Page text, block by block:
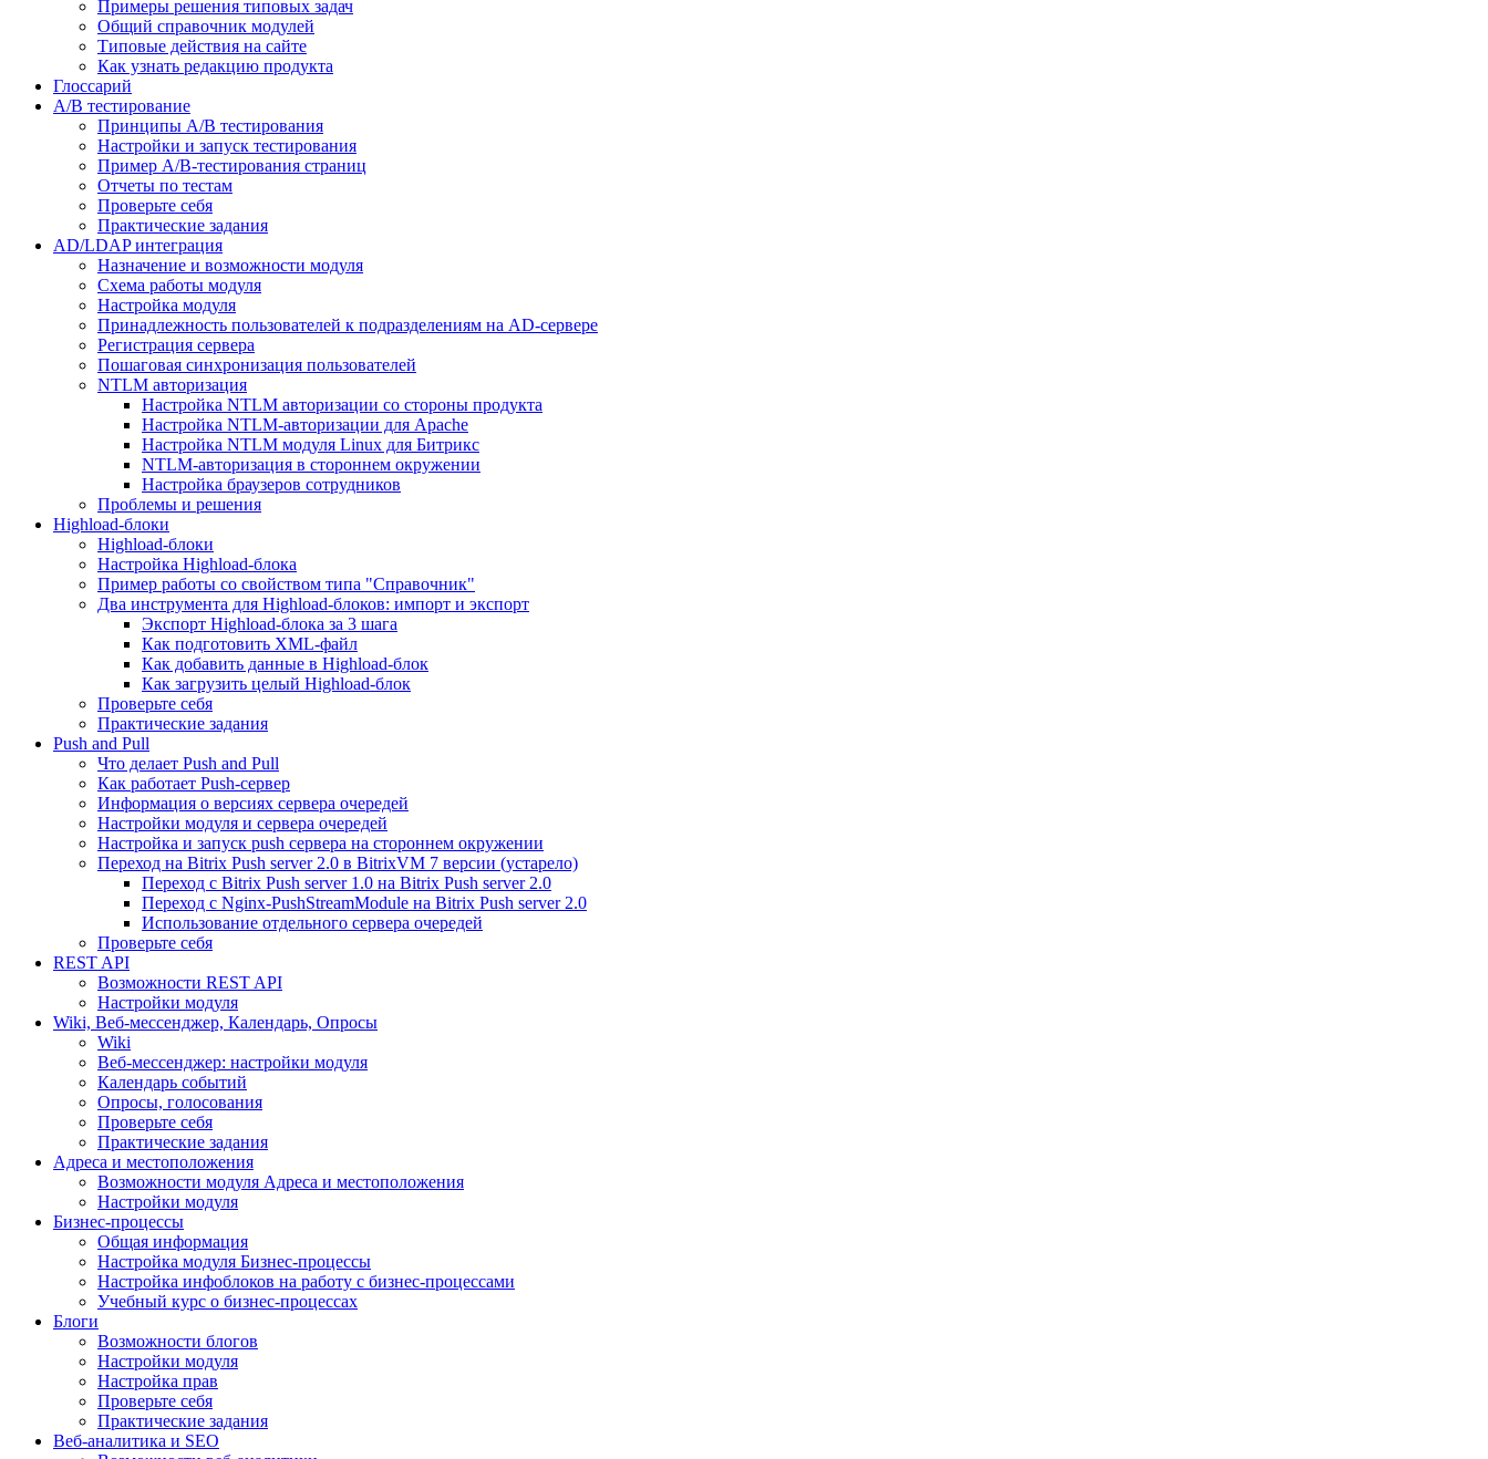
Примеры решения типовых задач
Общий справочник модулей
Типовые действия на сайте
Как узнать редакцию продукта
Глоссарий
A/B тестирование
Принципы A/B тестирования
Настройки и запуск тестирования
Пример A/B-тестирования страниц
Отчеты по тестам
Проверьте себя
Практические задания
AD/LDAP интеграция
Назначение и возможности модуля
Схема работы модуля
Настройка модуля
Принадлежность пользователей к подразделениям на AD-сервере
Регистрация сервера
Пошаговая синхронизация пользователей
NTLM авторизация
Настройка NTLM авторизации со стороны продукта
Настройка NTLM-авторизации для Apache
Настройка NTLM модуля Linux для Битрикс
NTLM-авторизация в стороннем окружении
Настройка браузеров сотрудников
Проблемы и решения
Highload-блоки
Highload-блоки
Настройка Highload-блока
Пример работы со свойством типа "Справочник"
Два инструмента для Highload-блоков: импорт и экспорт
Экспорт Highload-блока за 3 шага
Как подготовить XML-файл
Как добавить данные в Highload-блок
Как загрузить целый Highload-блок
Проверьте себя
Практические задания
Push and Pull
Что делает Push and Pull
Как работает Push-сервер
Информация о версиях сервера очередей
Настройки модуля и сервера очередей
Настройка и запуск push сервера на стороннем окружении
Переход на Bitrix Push server 2.0 в BitrixVM 7 версии (устарело)
Переход с Bitrix Push server 1.0 на Bitrix Push server 2.0
Переход с Nginx-PushStreamModule на Bitrix Push server 2.0
Использование отдельного сервера очередей
Проверьте себя
REST API
Возможности REST API
Настройки модуля
Wiki, Веб-мессенджер, Календарь, Опросы
Wiki
Веб-мессенджер: настройки модуля
Календарь событий
Опросы, голосования
Проверьте себя
Практические задания
Адреса и местоположения
Возможности модуля Адреса и местоположения
Настройки модуля
Бизнес-процессы
Общая информация
Настройка модуля Бизнес-процессы
Настройка инфоблоков на работу с бизнес-процессами
Учебный курс о бизнес-процессах
Блоги
Возможности блогов
Настройки модуля
Настройка прав
Проверьте себя
Практические задания
Веб-аналитика и SEO